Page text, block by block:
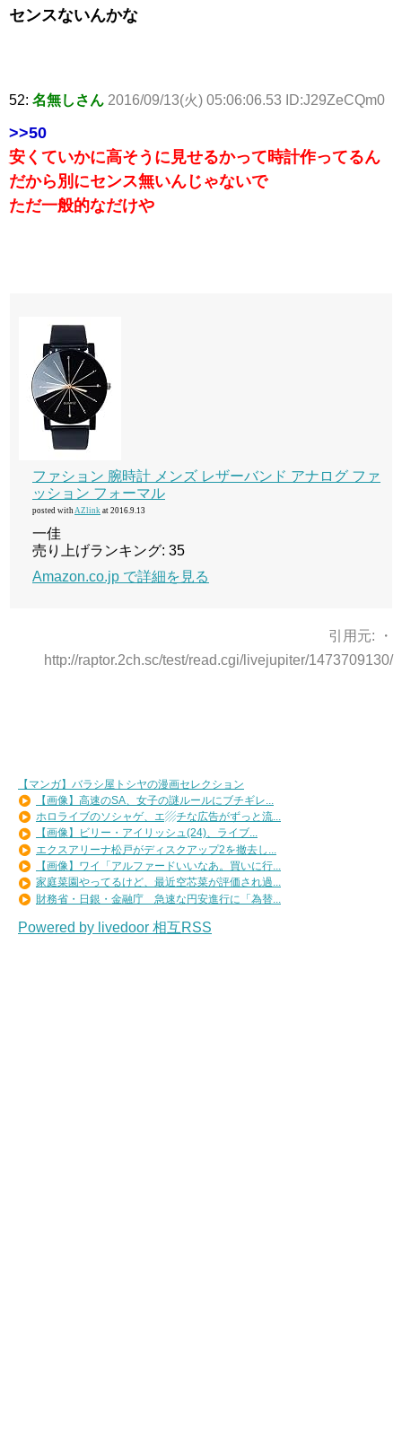
センスないんかな
52: 名無しさん 2016/09/13(火) 05:06:06.53 ID:J29ZeCQm0
>>50
安くていかに高そうに見せるかって時計作ってるん
だから別にセンス無いんじゃないで
ただ一般的なだけや
ファション 腕時計 メンズ レザーバンド アナログ ファ
ッション フォーマル
posted with AZlink at 2016.9.13
一佳
売り上げランキング: 35
Amazon.co.jp で詳細を見る
引用元: ・
http://raptor.2ch.sc/test/read.cgi/livejupiter/1473709130/
【マンガ】バラシ屋トシヤの漫画セレクション
【画像】高速のSA、女子の謎ルールにブチギレ...
ホロライブのソシャゲ、エ▨チな広告がずっと流...
【画像】ビリー・アイリッシュ(24)、ライブ...
エクスアリーナ松戸がディスクアップ2を撤去し...
【画像】ワイ「アルファードいいなあ。買いに行...
家庭菜園やってるけど、最近空芯菜が評価され過...
財務省・日銀・金融庁 急速な円安進行に「為替...
Powered by livedoor 相互RSS